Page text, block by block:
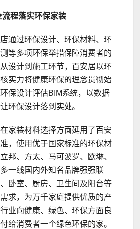
流程落实环保家装
通过环保设计、环保材料、环
等多项环保举措保障消费者的
设计到施工环节，百安居以环
实力将健康环保的理念贯彻始
保设计评估BIM系统，以数据
环保设计落到实处。
家装材料选择方面延用了百安
，使用优于国家标准的环保材
邦、方太、马可波罗、欧琳、
一线国内外知名品牌强强联
卧室、厨房、卫生间及阳台等
求，为万千家庭提供优质的产
业向健康、绿色、环保方面良
给消费者一个绿色环保的家。